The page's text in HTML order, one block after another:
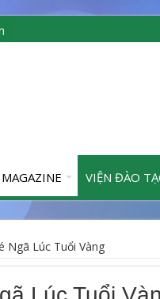
VIỆN ĐÀO
Ngã Lúc Tuổi Vàng